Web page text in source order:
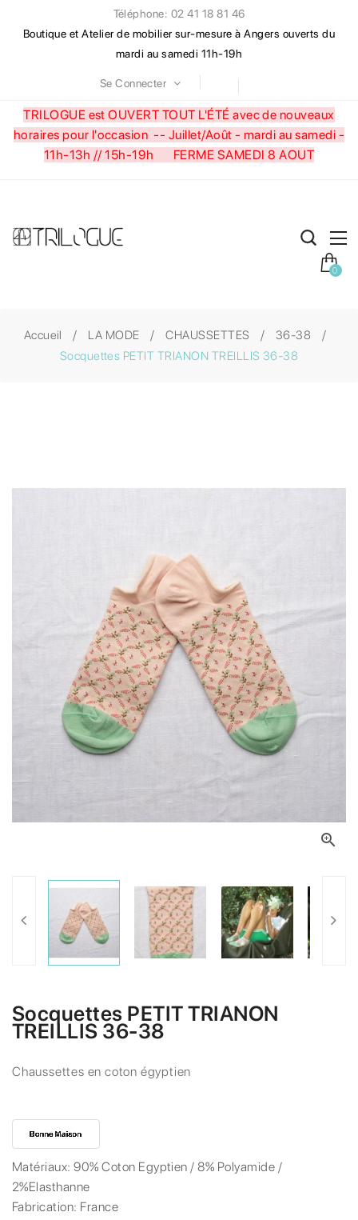
Téléphone: 02 41 18 81 46
Boutique et Atelier de mobilier sur-mesure à Angers ouverts du
mardi au samedi 11h-19h
Se Connecter
TRILOGUE est OUVERT TOUT L'ÉTÉ avec de nouveaux
horaires pour l'occasion -- Juillet/Août - mardi au samedi -
11h-13h // 15h-19h FERME SAMEDI 8 AOUT
0
Accueil LA MODE CHAUSSETTES
36-38
Socquettes PETIT TRIANON TREILLIS 36-38

Socquettes PETIT TRIANON
TREILLIS 36-38
Chaussettes en coton égyptien
Matériaux:90% Coton Egyptien / 8% Polyamide /
2%Elasthanne
Fabrication: France